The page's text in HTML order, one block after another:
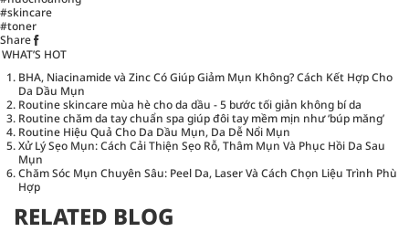
#skincare
#toner
Share
WHAT’S HOT
BHA, Niacinamide và Zinc Có Giúp Giảm Mụn Không? Cách Kết Hợp Cho
Da Dầu Mụn
Routine skincare mùa hè cho da dầu - 5 bước tối giản không bí da
Routine chăm da tay chuẩn spa giúp đôi tay mềm mịn như ‘búp măng’
Routine Hiệu Quả Cho Da Dầu Mụn, Da Dễ Nổi Mụn
Xử Lý Sẹo Mụn: Cách Cải Thiện Sẹo Rỗ, Thâm Mụn Và Phục Hồi Da Sau
Mụn
Chăm Sóc Mụn Chuyên Sâu: Peel Da, Laser Và Cách Chọn Liệu Trình Phù
Hợp
RELATED BLOG